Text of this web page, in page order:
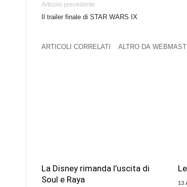
Articolo precedente
Il trailer finale di STAR WARS IX
ARTICOLI CORRELATI ALTRO DA
La Disney rimanda l’uscita di
Soul e Raya
13